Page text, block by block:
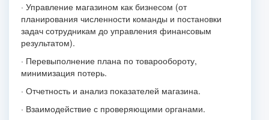
· Управление магазином как бизнесом (от
планирования численности команды и постановки
задач сотрудникам до управления финансовым
результатом).
· Перевыполнение плана по товарообороту,
минимизация потерь.
· Отчетность и анализ показателей магазина.
· Взаимодействие с проверяющими органами.